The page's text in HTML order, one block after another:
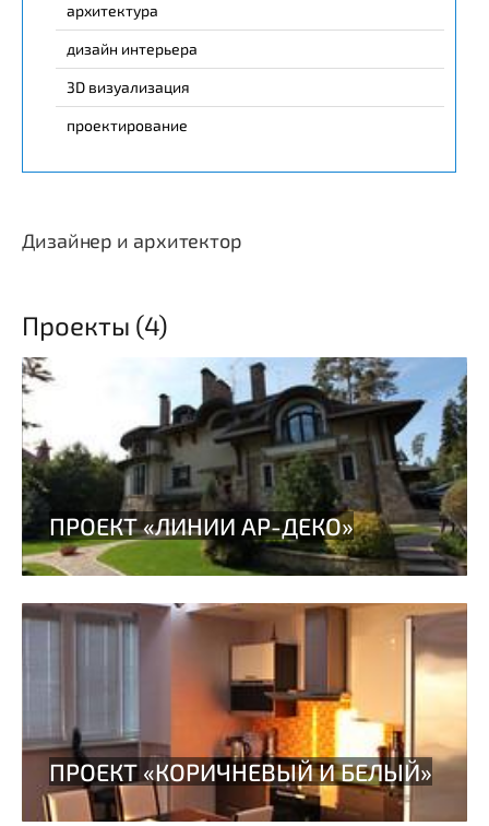
архитектура
дизайн интерьера
3D визуализация
проектирование
Дизайнер и архитектор
Проекты (4)